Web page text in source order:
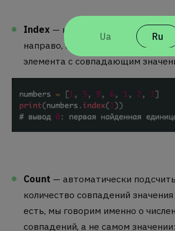
Ua Ru
Index — начинает поиск
направо, после чего возвращает
элемента с совпадающим
Count — автоматически
количество совпадений значения
есть, мы говорим именно о
совпадений, а не самом значении: